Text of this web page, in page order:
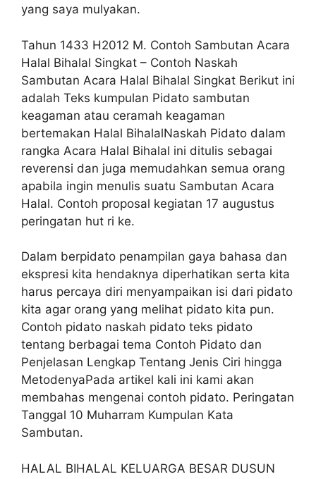
yang saya mulyakan.
Tahun 1433 H2012 M. Contoh Sambutan Acara
Halal Bihalal Singkat – Contoh Naskah
Sambutan Acara Halal Bihalal Singkat Berikut ini
adalah Teks kumpulan Pidato sambutan
keagaman atau ceramah keagaman
bertemakan Halal BihalalNaskah Pidato dalam
rangka Acara Halal Bihalal ini ditulis sebagai
reverensi dan juga memudahkan semua orang
apabila ingin menulis suatu Sambutan Acara
Halal. Contoh proposal kegiatan 17 augustus
peringatan hut ri ke.
Dalam berpidato penampilan gaya bahasa dan
ekspresi kita hendaknya diperhatikan serta kita
harus percaya diri menyampaikan isi dari pidato
kita agar orang yang melihat pidato kita pun.
Contoh pidato naskah pidato teks pidato
tentang berbagai tema Contoh Pidato dan
Penjelasan Lengkap Tentang Jenis Ciri hingga
MetodenyaPada artikel kali ini kami akan
membahas mengenai contoh pidato. Peringatan
Tanggal 10 Muharram Kumpulan Kata
Sambutan.
HALAL BIHALAL KELUARGA BESAR DUSUN